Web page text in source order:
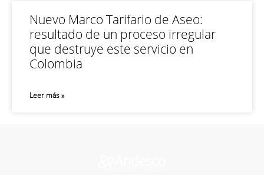
Nuevo Marco Tarifario de Aseo:
resultado de un proceso irregular
que destruye este servicio en
Colombia
Leer más »